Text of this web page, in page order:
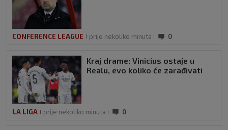
CONFERENCE LEAGUE prije nekoliko minuta 0
Kraj drame: Vinicius ostaje u
Realu, evo koliko će zarađivati
LA LIGA prije nekoliko minuta 0